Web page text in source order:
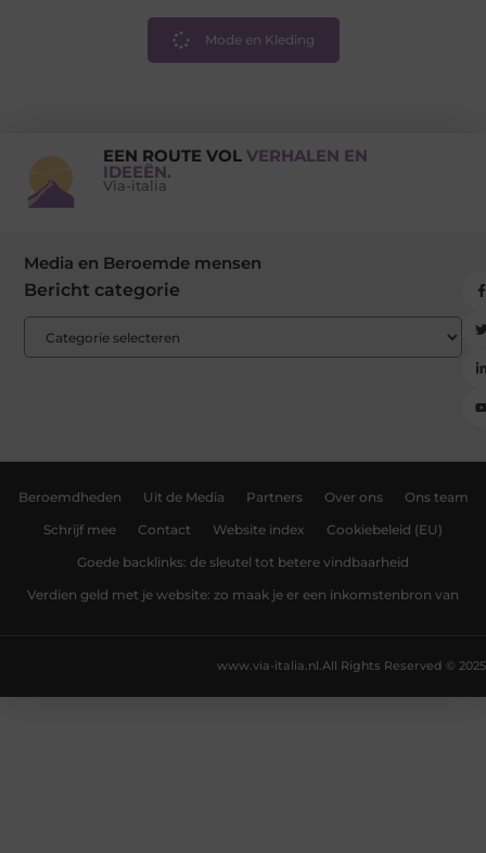
Mode en Kleding
EEN ROUTE VOL VERHALEN EN
IDEEËN.
Via-italia
Media en Beroemde mensen
Bericht categorie
Beroemdheden Uit de Media Partners Over ons Ons team
Schrijf mee Contact Website index Cookiebeleid (EU)
Goede backlinks: de sleutel tot betere vindbaarheid
Verdien geld met je website: zo maak je er een inkomstenbron van
All Rights Reserved © 2025
www.via-italia.nl.